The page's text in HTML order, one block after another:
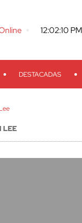
-12:02:11 PM
DESTACADAS
LEE